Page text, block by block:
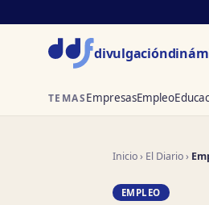
divulgación
TEMASEmpresasEmpleo
Inicio› El Diario›
EMPLEO